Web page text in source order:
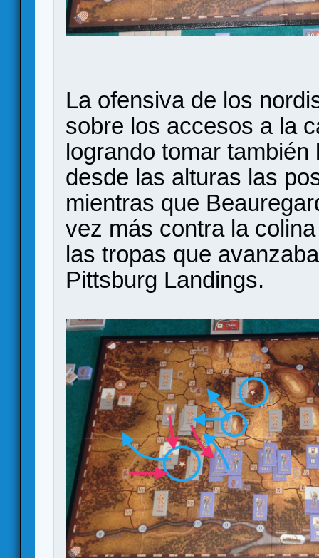
La ofensiva de los
sobre los accesos a la
logrando tomar
desde las alturas las
mientras que
vez más contra la
las tropas que
Pittsburg Landings.